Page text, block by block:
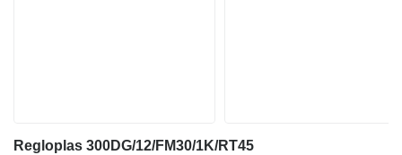
Regloplas 300DG/12/FM30/1K/RT45